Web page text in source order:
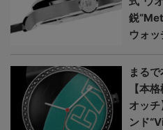
鋭
ウォッ
まる
【本
オッ
ンド